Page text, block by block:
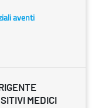
aventi
MEDICI